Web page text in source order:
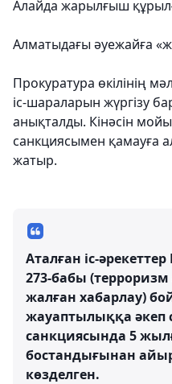
Алайда жарылғыш
Алматыдағы әуежайға
Прокуратура өкілінің
іс-шараларын жүргізу
анықталды. Кінәсін
санкциясымен қамауға
жатыр.
Аталған іс-
273-бабы (терроризм
жалған хабарлау)
жауаптылыққа әкеп
санкциясында 5
бостандығынан
көзделген.